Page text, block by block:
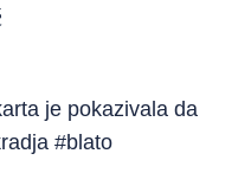
je pokazivala da
#blato